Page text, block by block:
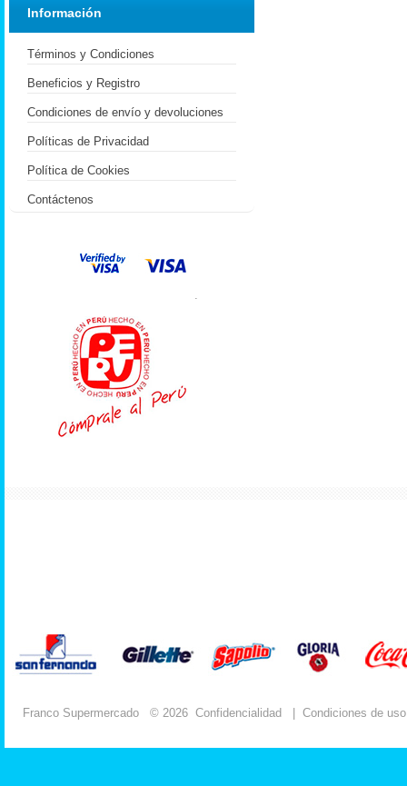
Información
Términos y Condiciones
Beneficios y Registro
Condiciones de envío y devoluciones
Políticas de Privacidad
Política de Cookies
Contáctenos
.
Franco Supermercado © 2026 Confidencialidad Condiciones de uso